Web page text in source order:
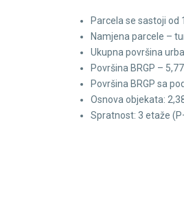
Parcela se sastoji od
Namjena parcele –
Ukupna površina
Površina BRGP –
Površina BRGP sa
Osnova objekata:
Spratnost: 3 etaže